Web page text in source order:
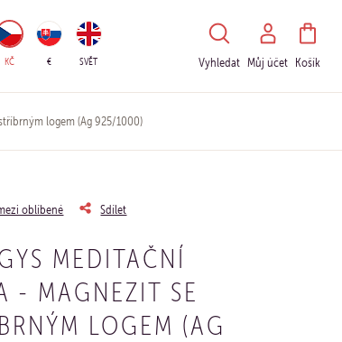
KČ € SVĚT Vyhledat Můj účet Košík
logem (Ag 925/1000)
oblíbené Sdílet
MEDITAČNÍ
- MAGNEZIT SE
LOGEM (AG